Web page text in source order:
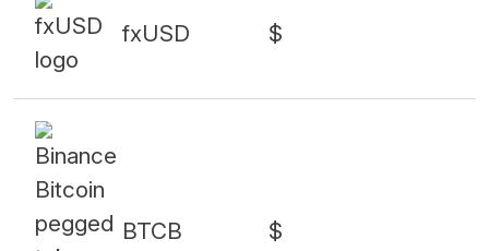
fxUSD $
BTCB $